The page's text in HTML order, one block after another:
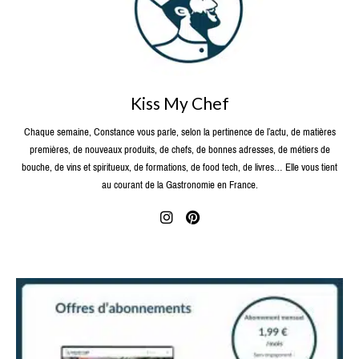
Kiss My Chef
Chaque semaine, Constance vous parle, selon la pertinence de l’actu, de matières
premières, de nouveaux produits, de chefs, de bonnes adresses, de métiers de
bouche, de vins et spiritueux, de formations, de food tech, de livres… Elle vous tient
au courant de la Gastronomie en France.